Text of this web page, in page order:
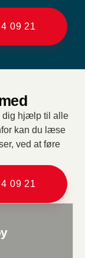
09 21
dig hjælp til alle
kan du læse
ved at føre
09 21